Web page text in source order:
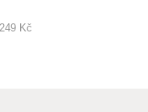
249 Kč